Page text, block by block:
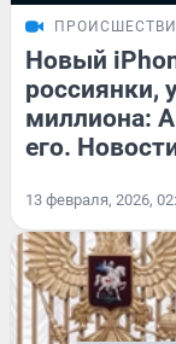
Новый
россиянки,
миллиона:
его.
13 февраля, 2026,